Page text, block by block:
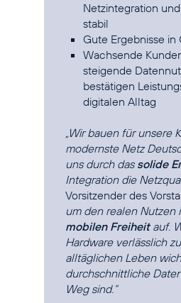
Netzintegration
stabil
Gute Ergebnisse in
Wachsende
steigende
bestätigen
digitalen Alltag
„Wir bauen für unsere
modernste Netz
uns durch das solide
Integration die
Vorsitzender des
um den realen Nutzen
mobilen Freiheitauf.
Hardware verlässlich
alltäglichen Leben
durchschnittliche
Weg sind.“